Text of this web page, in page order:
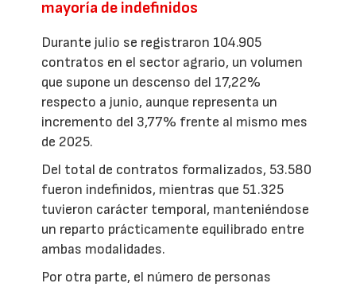
mayoría de indefinidos
Durante julio se registraron 104.905
contratos en el sector agrario, un volumen
que supone un descenso del 17,22%
respecto a junio, aunque representa un
incremento del 3,77% frente al mismo mes
de 2025.
Del total de contratos formalizados, 53.580
fueron indefinidos, mientras que 51.325
tuvieron carácter temporal, manteniéndose
un reparto prácticamente equilibrado entre
ambas modalidades.
Por otra parte, el número de personas